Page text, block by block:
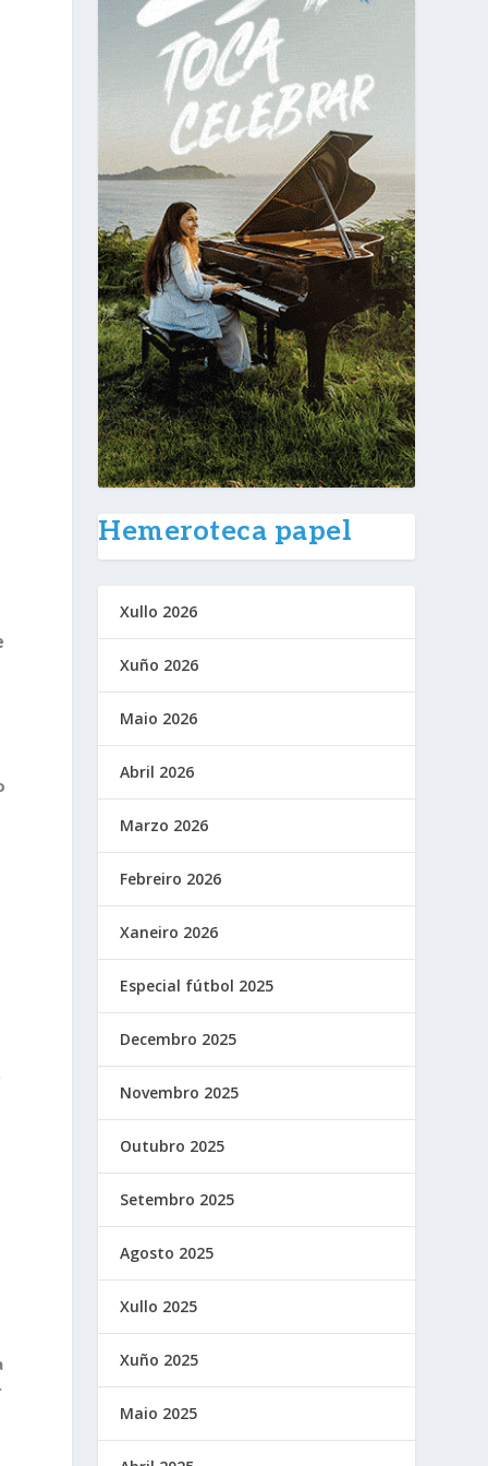
Hemeroteca papel
Xullo 2026
Xuño 2026
Maio 2026
Abril 2026
Marzo 2026
Febreiro 2026
Xaneiro 2026
Especial fútbol 2025
Decembro 2025
Novembro 2025
Outubro 2025
Setembro 2025
Agosto 2025
Xullo 2025
Xuño 2025
Maio 2025